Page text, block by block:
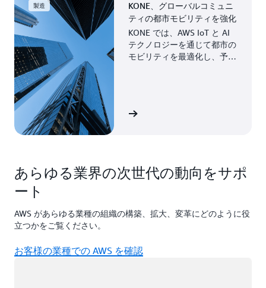
製造
KONE、グローバルコミュニ
ティの都市モビリティを強化
KONE では、AWS IoT と AI
テクノロジーを通じて都市の
モビリティを最適化し、予知
お客様事例を見る
あらゆる業界の次世代の動向をサポ
ート
AWS があらゆる業種の組織の構築、拡大、変革にどのように役
立つかをご覧ください。
お客様の業種での AWS を確認